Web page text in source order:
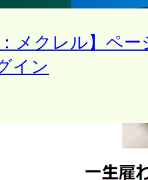
：メクレル】ペ
イン